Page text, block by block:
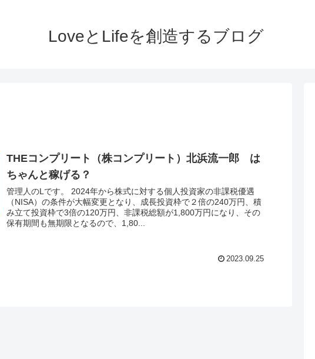
LoveとLifeを創造するブログ
THEコンプリート（株コンプリート）北浜流一郎 は
ちゃんと稼げる？
管理人のLです。 2024年から株式に対する個人投資家の非課税優遇
（NISA）の条件が大幅変更となり、成長投資枠で２倍の240万円、積
み立て投資枠で3倍の120万円、非課税総額が1,800万円になり、その
保有期間も無期限となるので、1,80...
2023.09.25